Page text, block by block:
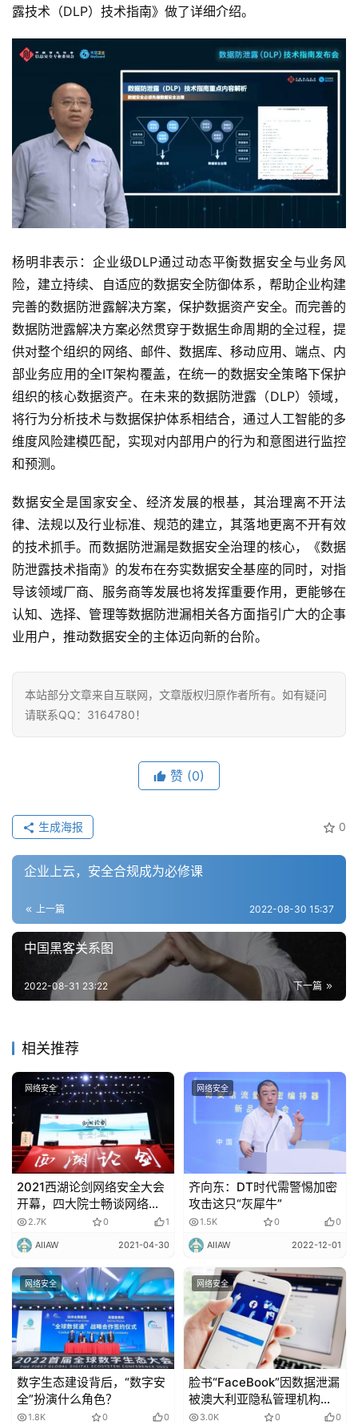
人
工
智
能
学
习
云
计
未
来
医
疗
智
能
驾
驶
智
慧
城
市
更
多
内
登录 注册
露技术（DLP）技术指南》做了详细介绍。
杨明非表示：企业级DLP通过动态平衡数据安全与业务风
险，建立持续、自适应的数据安全防御体系，帮助企业构建
完善的数据防泄露解决方案，保护数据资产安全。而完善的
数据防泄露解决方案必然贯穿于数据生命周期的全过程，提
供对整个组织的网络、邮件、数据库、移动应用、端点、内
部业务应用的全IT架构覆盖，在统一的数据安全策略下保护
组织的核心数据资产。在未来的数据防泄露（DLP）领域，
将行为分析技术与数据保护体系相结合，通过人工智能的多
维度风险建模匹配，实现对内部用户的行为和意图进行监控
和预测。
数据安全是国家安全、经济发展的根基，其治理离不开法
律、法规以及行业标准、规范的建立，其落地更离不开有效
的技术抓手。而数据防泄漏是数据安全治理的核心，《数据
防泄露技术指南》的发布在夯实数据安全基座的同时，对指
导该领域厂商、服务商等发展也将发挥重要作用，更能够在
认知、选择、管理等数据防泄漏相关各方面指引广大的企事
业用户，推动数据安全的主体迈向新的台阶。
本站部分文章来自互联网，文章版权归原作者所有。如有疑问
请联系QQ：3164780！
赞 (0)
0
生成海报
企业上云，安全合规成为必修课
上一篇 2022-08-30 15:37
中国黑客关系图
下一篇
2022-08-31 23:22
相关推荐
网络安全
2021西湖论剑网络安全大会
开幕，四大院士畅谈网络安
全！
2.7K 0 1
AIIAW 2021-04-30
网络安全
齐向东：DT时代需警惕加密
攻击这只“灰犀牛”
1.5K 0 0
AIIAW 2022-12-01
网络安全
数字生态建设背后，“数字安
全”扮演什么角色？
1.8K 0 0
网络安全
脸书“FaceBook”因数据泄漏
被澳大利亚隐私管理机构起
诉！
3.0K 0 0